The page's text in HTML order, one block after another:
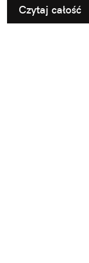
Czytaj całość